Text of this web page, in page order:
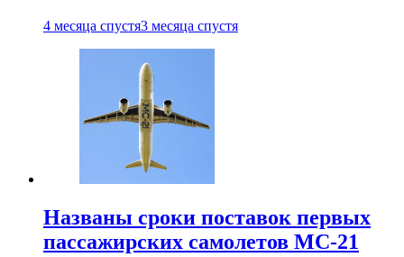
4 месяца спустя3 месяца спустя
Названы сроки поставок первых
пассажирских самолетов МС-21